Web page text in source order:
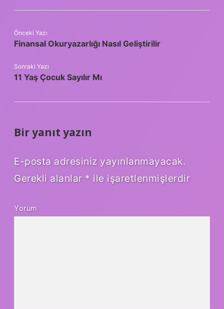
Önceki Yazı
Finansal Okuryazarlığı Nasıl Geliştirilir
Sonraki Yazı
11 Yaş Çocuk Sayılır Mı
Bir yanıt yazın
E-posta adresiniz yayınlanmayacak.
Gerekli alanlar * ile işaretlenmişlerdir
Yorum